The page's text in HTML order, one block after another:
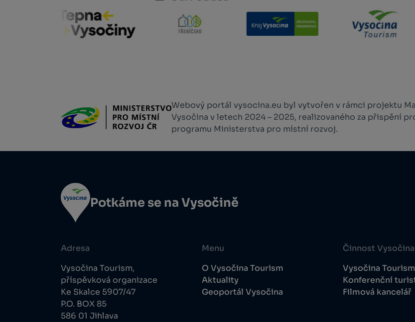
Webový portál vysocina.eu byl vytvořen v rámci projektu
Vysočina v letech 2024 – 2025, realizovaného za přispění
programu Ministerstva pro místní rozvoj.
Potkáme se na Vysočině
Adresa
Vysočina Tourism,
příspěvková organizace
Ke Skalce 5907/47
P.O. BOX 85
586 01 Jihlava
Menu
O Vysočina Tourism
Aktuality
Geoportál Vysočina
Činnost Vysočina
Vysočina Tourism
Konferenční
Filmová kancelář